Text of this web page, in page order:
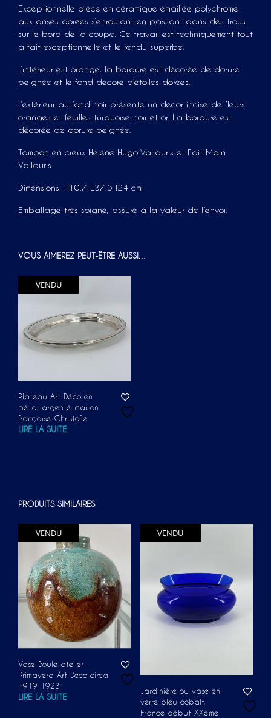
Exceptionnelle pièce en céramique émaillée polychrome
aux anses dorées s’enroulant en passant dans des trous
sur le bord de la coupe. Ce travail est techniquement tout
à fait exceptionnelle et le rendu superbe.
L’intérieur est orange, la bordure est décorée de dorure
peignée et le fond décoré d‘étoiles dorées.
L’extérieur au fond noir présente un décor incisé de fleurs
oranges et feuilles turquoise noir et or. La bordure est
décorée de dorure peignée.
Tampon en creux Helene Hugo Vallauris et Fait Main
Vallauris.
Dimensions: H10.7 L37.5 l24 cm
Emballage très soigné, assuré à la valeur de l’envoi.
VOUS AIMEREZ PEUT-ÊTRE AUSSI…
VENDU
Plateau Art Déco en
métal argenté maison
française Christofle
LIRE LA SUITE
PRODUITS SIMILAIRES
VENDU
Vase Boule atelier
Primavera Art Deco circa
1919 1923
LIRE LA SUITE
VENDU
Jardinière ou vase en
verre bleu cobalt,
France début XXème